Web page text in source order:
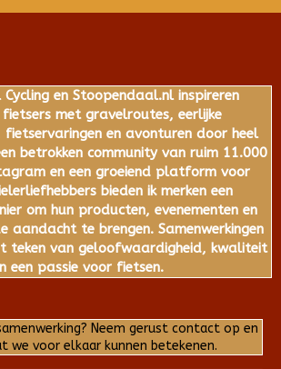
en Stoopendaal.nl inspireren
fietsers met gravelroutes, eerlijke
en avonturen door heel
betrokken community van ruim 11.000
en een groeiend platform voor
bieden ik merken een
om hun producten, evenementen en
aandacht te brengen. Samenwerkingen
teken van geloofwaardigheid, kwaliteit
een passie voor fietsen.
Neem gerust contact op en
we voor elkaar kunnen betekenen.